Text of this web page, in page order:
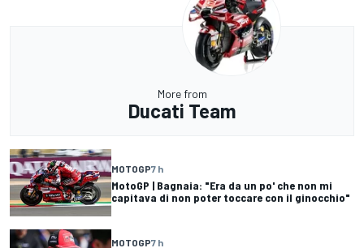
More from
Ducati Team
MOTOGP7 h
MotoGP | Bagnaia: "Era da un po' che non mi
capitava di non poter toccare con il ginocchio"
MOTOGP7 h